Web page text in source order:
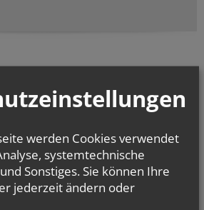
werden Cookies verwendet
systemtechnische
Sonstiges. Sie können Ihre
jederzeit ändern oder